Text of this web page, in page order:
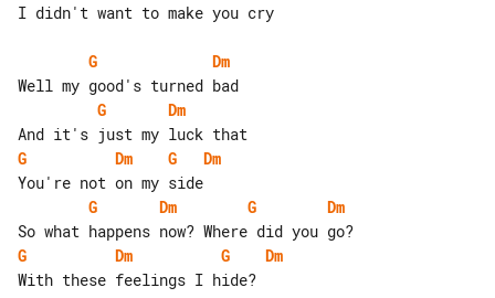
I didn't want to make you cry
G
Dm
G
Dm
G
Dm G
Dm
G
Dm G
Dm
G
Dm G
Dm
With these feelings I hide?